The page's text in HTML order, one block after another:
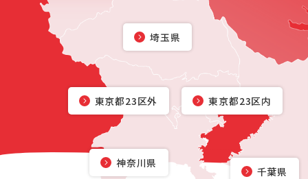
埼玉県
東京都23区内
東京都23区外
神奈川県
千葉県